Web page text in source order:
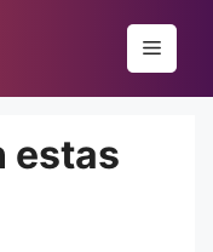
Menu
estas